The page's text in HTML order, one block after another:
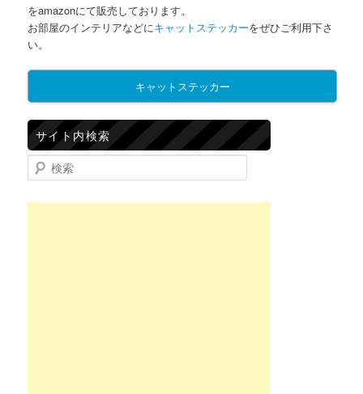
をamazonにて販売しております。
お部屋のインテリアなどにキャットステッカーをぜひご利用下さ
い。
キャットステッカー
サイト内検索
検索